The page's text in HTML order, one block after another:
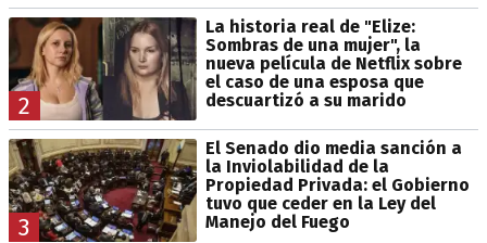
2
La historia real de "Elize:
Sombras de una mujer", la
nueva película de Netflix sobre
el caso de una esposa que
descuartizó a su marido
3
El Senado dio media sanción a
la Inviolabilidad de la
Propiedad Privada: el Gobierno
tuvo que ceder en la Ley del
Manejo del Fuego